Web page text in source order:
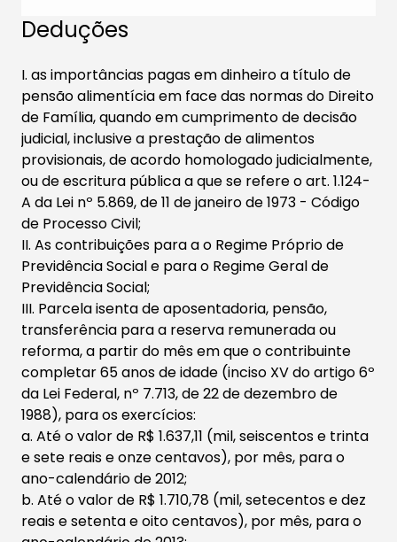
Deduções
I. as importâncias pagas em dinheiro a título de
pensão alimentícia em face das normas do Direito
de Família, quando em cumprimento de decisão
judicial, inclusive a prestação de alimentos
provisionais, de acordo homologado judicialmente,
ou de escritura pública a que se refere o art. 1.124-
A da Lei nº 5.869, de 11 de janeiro de 1973 - Código
de Processo Civil;
II. As contribuições para a o Regime Próprio de
Previdência Social e para o Regime Geral de
Previdência Social;
III. Parcela isenta de aposentadoria, pensão,
transferência para a reserva remunerada ou
reforma, a partir do mês em que o contribuinte
completar 65 anos de idade (inciso XV do artigo 6º
da Lei Federal, nº 7.713, de 22 de dezembro de
1988), para os exercícios:
a. Até o valor de R$ 1.637,11 (mil, seiscentos e trinta
e sete reais e onze centavos), por mês, para o
ano-calendário de 2012;
b. Até o valor de R$ 1.710,78 (mil, setecentos e dez
reais e setenta e oito centavos), por mês, para o